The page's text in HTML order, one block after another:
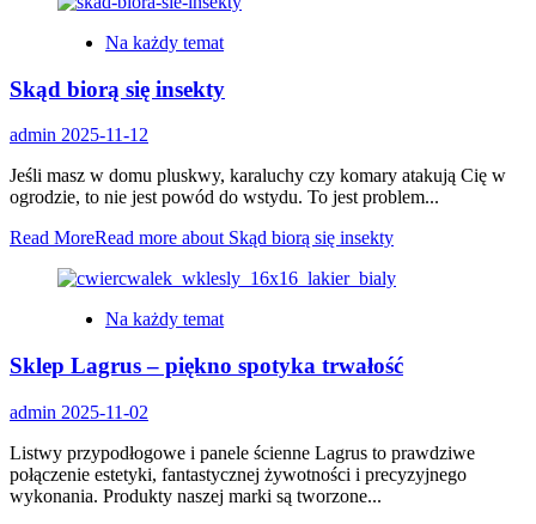
Na każdy temat
Skąd biorą się insekty
admin 2025-11-12
Jeśli masz w domu pluskwy, karaluchy czy komary atakują Cię w
ogrodzie, to nie jest powód do wstydu. To jest problem...
Read MoreRead more about Skąd biorą się insekty
Na każdy temat
Sklep Lagrus – piękno spotyka trwałość
admin 2025-11-02
Listwy przypodłogowe i panele ścienne Lagrus to prawdziwe
połączenie estetyki, fantastycznej żywotności i precyzyjnego
wykonania. Produkty naszej marki są tworzone...